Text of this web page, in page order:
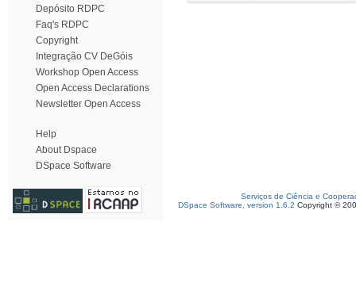
Depósito RDPC
Faq's RDPC
Copyright
Integração CV DeGóis
Workshop Open Access
Open Access Declarations
Newsletter Open Access
Help
About Dspace
DSpace Software
Serviços de Ciência e
DSpace Software, version 1.6.2 Copyright ©